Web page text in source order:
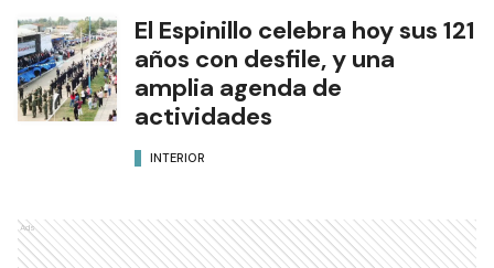
El Espinillo celebra hoy sus 121
años con desfile, y una
amplia agenda de
actividades
INTERIOR
Ads